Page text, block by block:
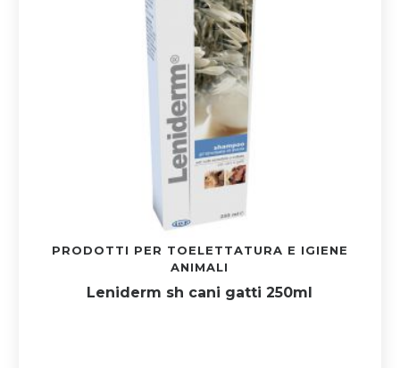
PRODOTTI PER TOELETTATURA E IGIENE
ANIMALI
Leniderm sh cani gatti 250ml